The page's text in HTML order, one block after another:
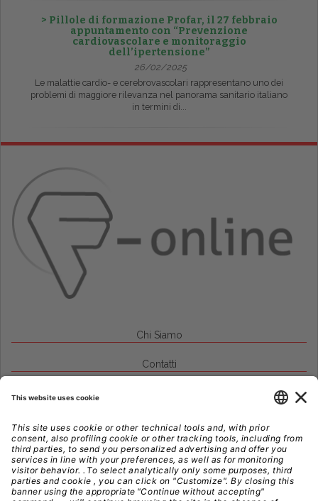
> Pillole di formazione Profar, il 27 febbraio
appuntamento con “Prevenzione
cardiovascolare e monitoraggio
dell’ipertensione”
26/02/2025
Le malattie cardio- e cerebrovascolari rappresentano uno dei
problemi di maggiore rilevanza nel panorama sanitario italiano
in termini di...
Chi Siamo
Contatti
Note Legali
Privacy
Gestione Cookie